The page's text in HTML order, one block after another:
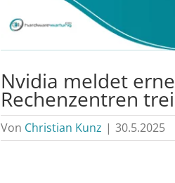
Nvidia meldet
Rechenzentren
Von Christian Kunz | 30.5.2025